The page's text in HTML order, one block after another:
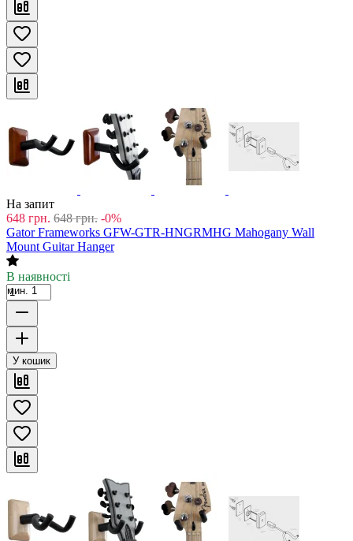
На запит
648 грн. 648 грн. -0%
Gator Frameworks GFW-GTR-HNGRMHG Mahogany Wall
Mount Guitar Hanger
В наявності
мин. 1
У кошик